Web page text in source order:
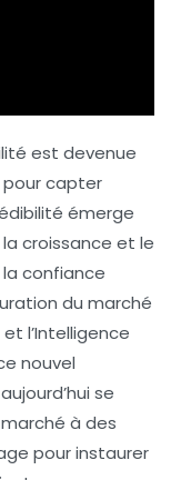
est devenue
capter
émerge
croissance et le
confiance
du marché
l’Intelligence
nouvel
se
à des
pour instaurer